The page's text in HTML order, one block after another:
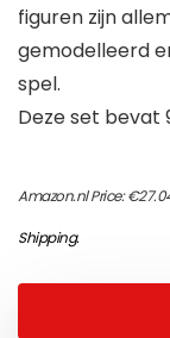
figuren zijn
gemodelleerd
spel.
Deze set bevat
Amazon.nl Price:€
Shipping.